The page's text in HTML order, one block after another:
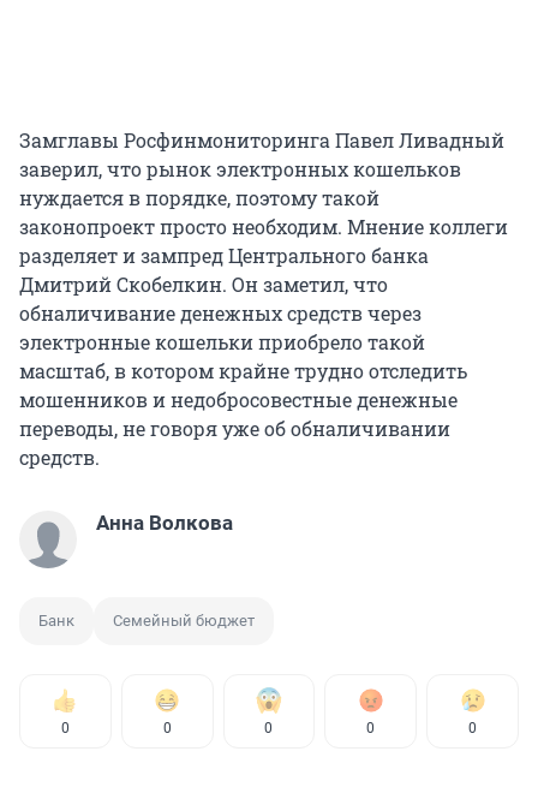
Замглавы Росфинмониторинга Павел Ливадный
заверил, что рынок электронных кошельков
нуждается в порядке, поэтому такой
законопроект просто необходим. Мнение коллеги
разделяет и зампред Центрального банка
Дмитрий Скобелкин. Он заметил, что
обналичивание денежных средств через
электронные кошельки приобрело такой
масштаб, в котором крайне трудно отследить
мошенников и недобросовестные денежные
переводы, не говоря уже об обналичивании
средств.
Анна Волкова
Банк Семейный бюджет
0 0 0 0 0